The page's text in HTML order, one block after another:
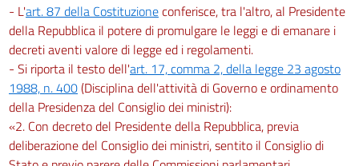
- L'art. 87 della Costituzioneconferisce, tra l'altro, al Presidente
della Repubblica il potere di promulgare le leggi e di emanare i
decreti aventi valore di legge ed i regolamenti.
- Si riporta il testo dell'art. 17, comma 2, della legge 23 agosto
1988, n. 400(Disciplina dell'attività di Governo e ordinamento
della Presidenza del Consiglio dei ministri):
«2. Con decreto del Presidente della Repubblica, previa
deliberazione del Consiglio dei ministri, sentito il Consiglio di